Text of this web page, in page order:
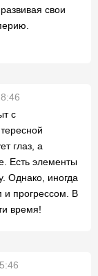
свои
с
глаз, а
Есть элементы
Однако, иногда
и прогрессом. В
время!